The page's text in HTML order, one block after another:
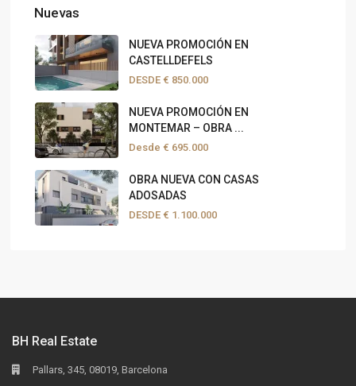
Nuevas
NUEVA PROMOCIÓN EN
CASTELLDEFELS
DESDE € 850.000
NUEVA PROMOCIÓN EN
MONTEMAR – OBRA ...
Desde € 695.000
OBRA NUEVA CON CASAS
ADOSADAS
DESDE € 1.100.000
BH Real Estate
Pallars, 345, 08019, Barcelona